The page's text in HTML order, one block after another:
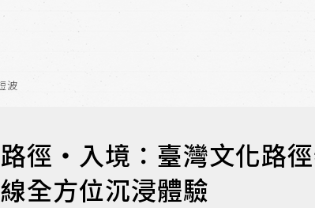
波
徑・入境：臺灣文化路
全方位沉浸體驗